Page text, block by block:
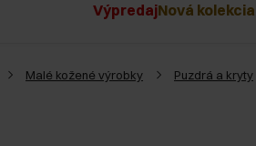
VýpredajNová kolekcia
Malé kožené výrobky Puzdrá a kryty